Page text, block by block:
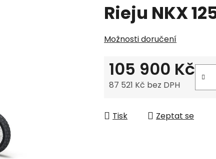
Rieju NKX
Možnosti doručení
105 900 Kč
87 521 Kč bez DPH
Tisk Zeptat se